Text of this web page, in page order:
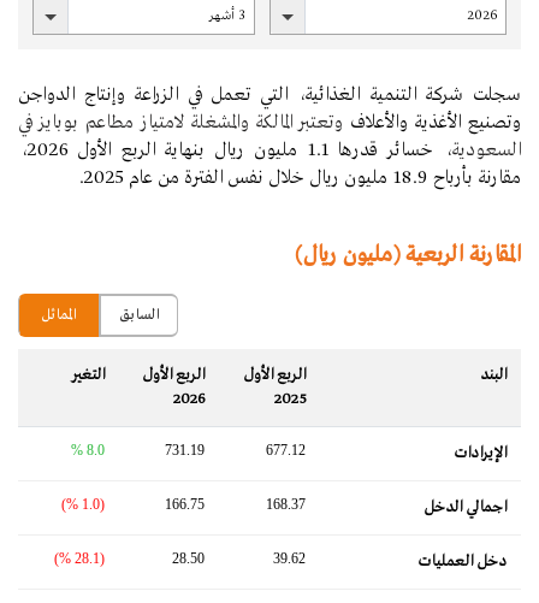
سجلت شركة التنمية الغذائية، التي تعمل في الزراعة وإنتاج الدواجن
وتصنيع الأغذية والأعلاف وتعتبر المالكة والمشغلة لامتياز مطاعم بوبايز في
السعودية
، خسائر قدرها 1.1 مليون ريال بنهاية الربع الأول 2026،
مقارنة بأرباح 18.9 مليون ريال خلال نفس الفترة من عام 2025.
المقارنة الربعية (مليون ريال)
المماثل السابق
البند
الربع الأول
2025
الربع الأول
2026
التغير‬
الإيرادات 677.12
731.19
8.0 %
اجمالي الدخل 168.37
166.75
(1.0 %)
دخل العمليات 39.62
28.50
(28.1 %)